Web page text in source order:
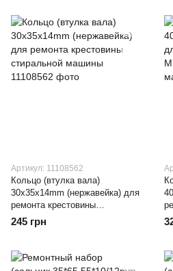
Артикул: 11108562
Кольцо (втулка вала)
30х35х14mm (нержавейка) для
ремонта крестовины
стиральной машины
245 грн